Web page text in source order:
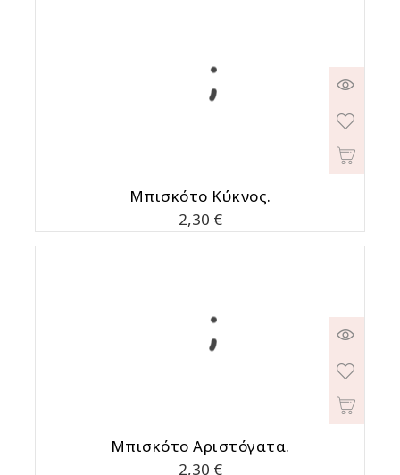
Μπισκότο Κύκνος.
Τιμή
2,30 €
Μπισκότο Αριστόγατα.
Τιμή
2,30 €